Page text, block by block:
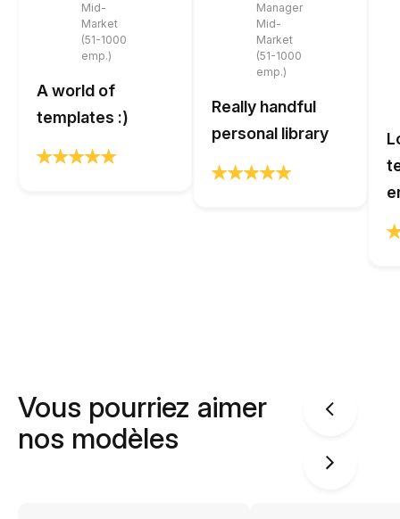
Mid-
Market
(51-1000
emp.)
A world of
templates :)
Manager
Mid-
Market
(51-1000
emp.)
Really handful
personal library
Vous pourriez aimer
nos modèles